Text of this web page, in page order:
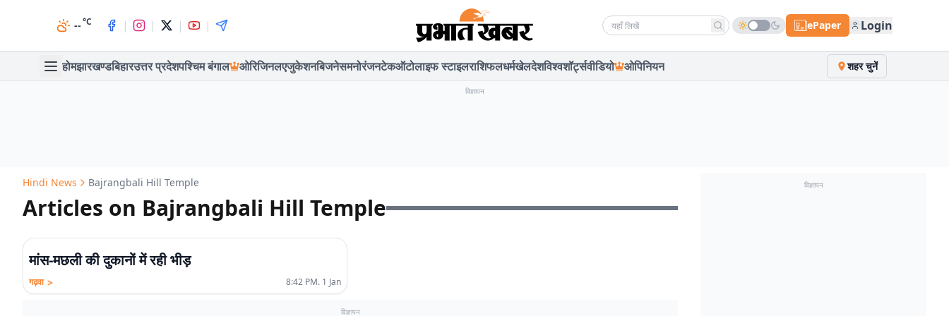
--°C | | | | Search news ePaper Login
होमझारखण्डबिहारउत्तर प्रदेशपश्चिम बंगाल ओरिजिनलएजुकेशनबिजनेसमनोरंजनटेकऑटोलाइफ स्टाइलराशिफलधर्मखेलदेशविश्वशॉर्ट्सवीडियो ओपिनियन शहर चुनें
विज्ञापन
Hindi News Bajrangbali Hill Temple
Articles on Bajrangbali Hill Temple
मांस-मछली की दुकानों में रही भीड़
गढ़वा > 8:42 PM. 1 Jan
विज्ञापन
विज्ञापन